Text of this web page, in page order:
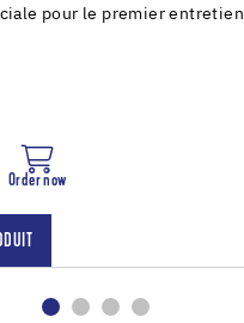
pour le premier entretien
Order now